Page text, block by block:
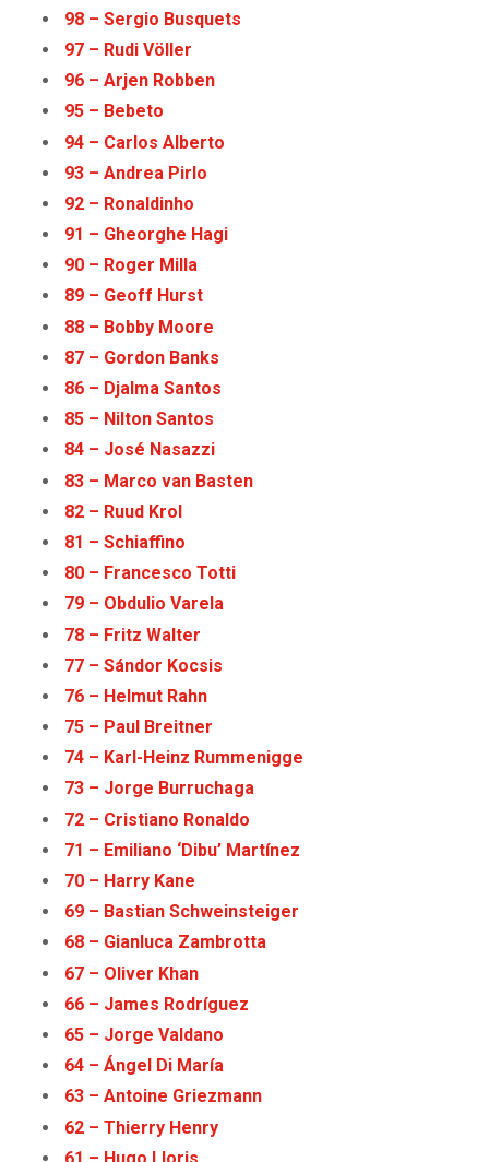
98 – Sergio Busquets
97 – Rudi Völler
96 – Arjen Robben
95 – Bebeto
94 – Carlos Alberto
93 – Andrea Pirlo
92 – Ronaldinho
91 – Gheorghe Hagi
90 – Roger Milla
89 – Geoff Hurst
88 – Bobby Moore
87 – Gordon Banks
86 – Djalma Santos
85 – Nilton Santos
84 – José Nasazzi
83 – Marco van Basten
82 – Ruud Krol
81 – Schiaffino
80 – Francesco Totti
79 – Obdulio Varela
78 – Fritz Walter
77 – Sándor Kocsis
76 – Helmut Rahn
75 – Paul Breitner
74 – Karl-Heinz Rummenigge
73 – Jorge Burruchaga
72 – Cristiano Ronaldo
71 – Emiliano ‘Dibu’ Martínez
70 – Harry Kane
69 – Bastian Schweinsteiger
68 – Gianluca Zambrotta
67 – Oliver Khan
66 – James Rodríguez
65 – Jorge Valdano
64 – Ángel Di María
63 – Antoine Griezmann
62 – Thierry Henry
61 – Hugo Lloris